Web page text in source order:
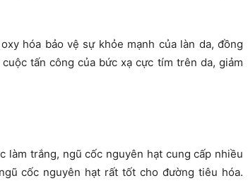
hóa bảo vệ sự khỏe mạnh của làn da, đồng
tấn công của bức xạ cực tím trên da, giảm
làm trắng, ngũ cốc nguyên hạt cung cấp nhiều
cốc nguyên hạt rất tốt cho đường tiêu hóa.